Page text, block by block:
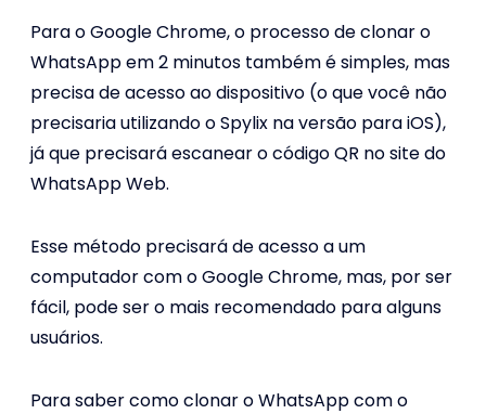
Para o Google Chrome, o processo de clonar o
WhatsApp em 2 minutos também é simples, mas
precisa de acesso ao dispositivo (o que você não
precisaria utilizando o Spylix na versão para iOS),
já que precisará escanear o código QR no site do
WhatsApp Web.
Esse método precisará de acesso a um
computador com o Google Chrome, mas, por ser
fácil, pode ser o mais recomendado para alguns
usuários.
Para saber como clonar o WhatsApp com o